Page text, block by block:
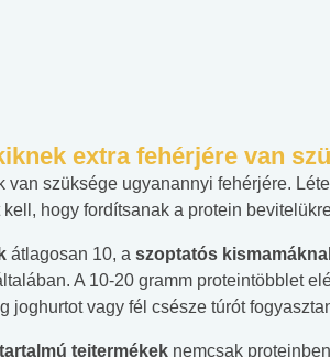
extra fehérjére van
van szüksége ugyanannyi fehérjére.
hogy fordítsanak a protein
átlagosan 10, a szoptatós
A 10-20 gramm proteintöbblet
joghurtot vagy fél csésze túrót
tejtermékek nemcsak